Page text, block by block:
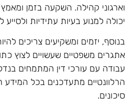
קהילה. השקעה בזמן ומאמץ
למנוע בעיות עתידיות
יזמים ומשקיעים צריכים
משפטיים שעשויים לצוץ
עם עורכי דין המתמחים
מתעדכנים בכל המידע